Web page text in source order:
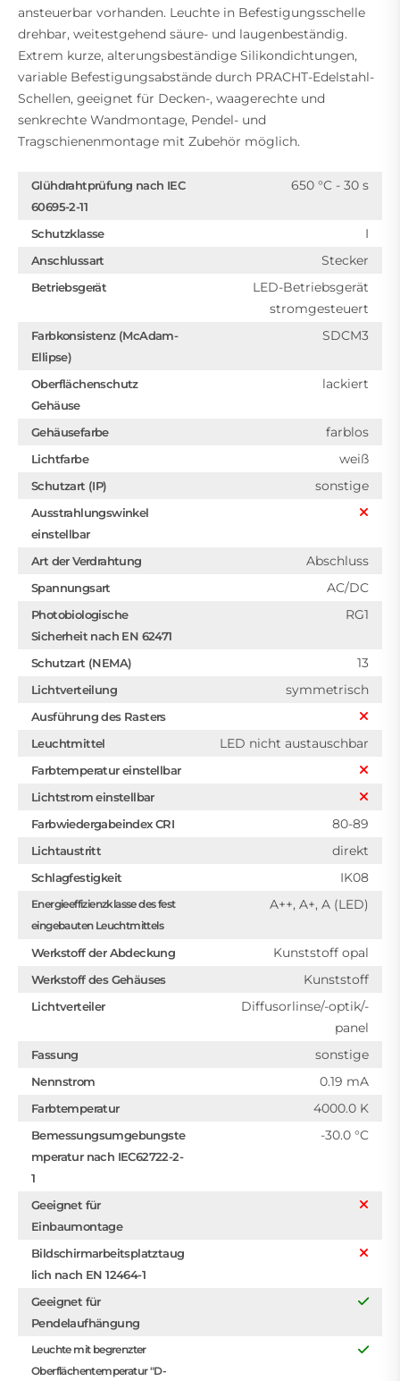
ansteuerbar vorhanden. Leuchte in Befestigungsschelle
drehbar, weitestgehend säure- und laugenbeständig.
Extrem kurze, alterungsbeständige Silikondichtungen,
variable Befestigungsabstände durch PRACHT-Edelstahl-
Schellen, geeignet für Decken-, waagerechte und
senkrechte Wandmontage, Pendel- und
Tragschienenmontage mit Zubehör möglich.
Glühdrahtprüfung nach IEC
60695-2-11
650 °C - 30 s
Schutzklasse I
Anschlussart Stecker
Betriebsgerät
LED-Betriebsgerät
stromgesteuert
Farbkonsistenz (McAdam-
Ellipse)
SDCM3
Oberflächenschutz
Gehäuse
lackiert
Gehäusefarbe farblos
Lichtfarbe weiß
Schutzart (IP) sonstige
Ausstrahlungswinkel
einstellbar
Art der Verdrahtung
Abschluss
Spannungsart AC/DC
Photobiologische
Sicherheit nach EN 62471
RG1
Schutzart (NEMA) 13
Lichtverteilung symmetrisch
Ausführung des Rasters
Leuchtmittel
LED nicht austauschbar
Farbtemperatur einstellbar
Lichtstrom einstellbar
Farbwiedergabeindex CRI
80-89
Lichtaustritt direkt
Schlagfestigkeit IK08
Energieeffizienzklasse des fest
eingebauten Leuchtmittels
A++, A+, A (LED)
Werkstoff der Abdeckung Kunststoff opal
Werkstoff des Gehäuses Kunststoff
Lichtverteiler
Diffusorlinse/-optik/-
panel
Fassung sonstige
Nennstrom 0.19 mA
Farbtemperatur 4000.0 K
Bemessungsumgebungste
mperatur nach IEC62722-2-
1
-30.0 °C
Geeignet für
Einbaumontage
Bildschirmarbeitsplatztaug
lich nach EN 12464-1
Geeignet für
Pendelaufhängung
Leuchte mit begrenzter
Oberflächentemperatur "D-